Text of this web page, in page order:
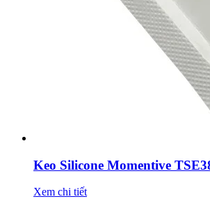
Keo Silicone Momentive
Xem chi tiết